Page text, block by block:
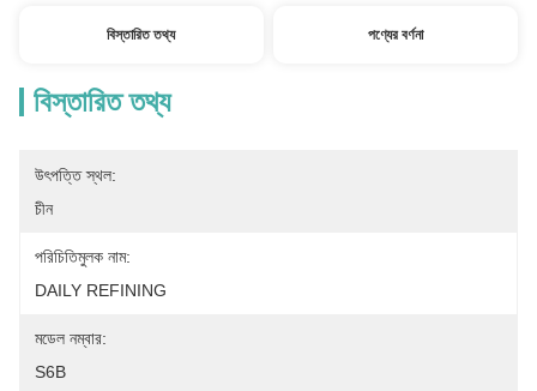
বিস্তারিত তথ্য পণ্যের বর্ণনা
বিস্তারিত তথ্য
উৎপত্তি স্থল:
চীন
পরিচিতিমুলক নাম:
DAILY REFINING
মডেল নম্বার:
S6B